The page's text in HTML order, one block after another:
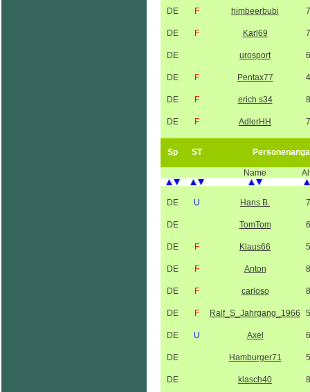
DE F himbeerbubi
DE F Karl69
DE urosport
DE F Pentax77
DE F erich s34
DE F AdlerHH
Sp ST
Name
DE U Hans B.
DE TomTom
DE F Klaus66
DE F Anton
DE F carloso
DE F Ralf_S_Jahrgang_1966
DE U Axel
DE Hamburger71
DE klasch40